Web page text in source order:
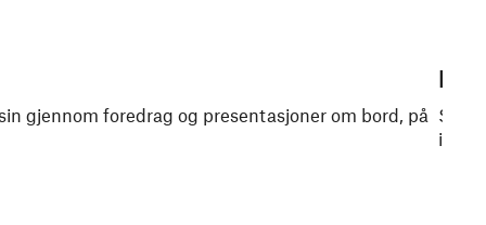
gjennom foredrag og presentasjoner om bord, på
Møt
i.